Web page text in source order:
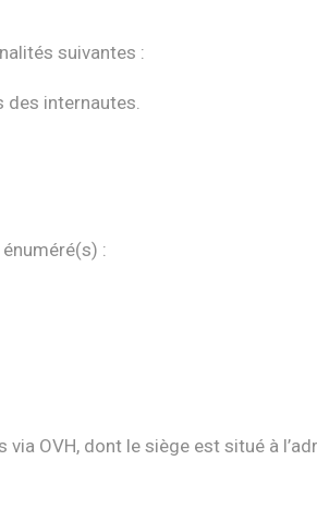
suivantes :
internautes.
:
via OVH, dont le siège est situé à